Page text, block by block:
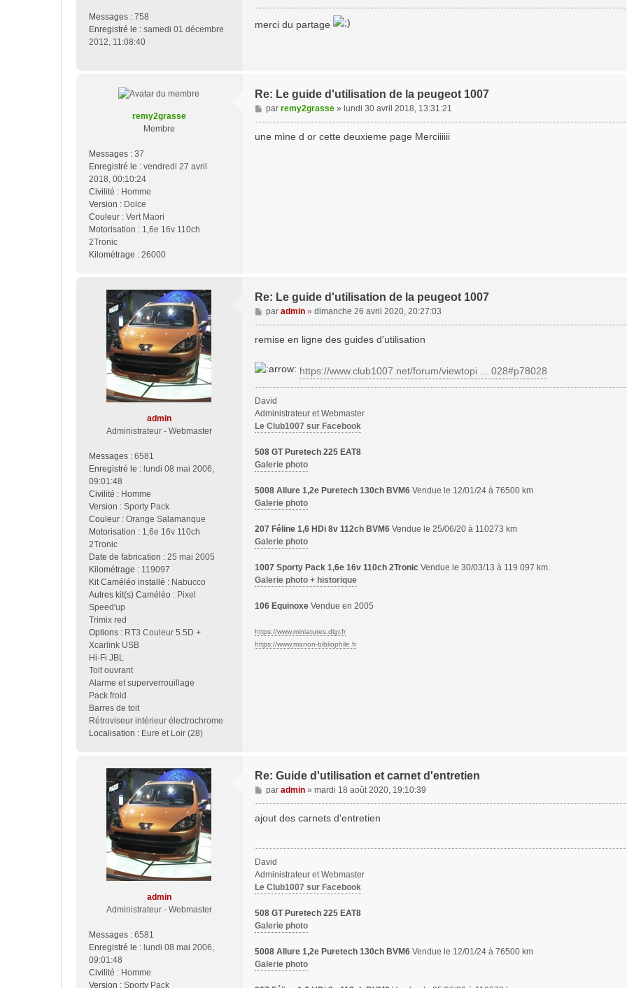
Messages : 758
Enregistré le : samedi 01 décembre
2012, 11:08:40
e
merci du partage
remy2grasse
Membre
Messages : 37
Enregistré le : vendredi 27 avril
2018, 00:10:24
Civilité : Homme
Version : Dolce
Couleur : Vert Maori
Motorisation : 1,6e 16v 110ch
2Tronic
Kilométrage : 26000
Re: Le guide d'utilisation de la peugeot 1007
M
e
s
par remy2grasse» lundi 30 avril 2018, 13:31:21
une mine d or cette deuxieme page Merciiiiii
admin
Administrateur - Webmaster
Messages : 6581
Enregistré le : lundi 08 mai 2006,
09:01:48
Civilité : Homme
Version : Sporty Pack
Couleur : Orange Salamanque
Motorisation : 1,6e 16v 110ch
2Tronic
Date de fabrication : 25 mai 2005
Kilométrage : 119097
Kit Caméléo installé : Nabucco
Autres kit(s) Caméléo : Pixel
Speed'up
Trimix red
Options : RT3 Couleur 5.5D +
Xcarlink USB
Hi-Fi JBL
Toit ouvrant
Alarme et superverrouillage
Pack froid
Barres de toit
Rétroviseur intérieur électrochrome
Localisation : Eure et Loir (28)
Re: Le guide d'utilisation de la peugeot 1007
M
e
s
a
g
e
par admin» dimanche 26 avril 2020, 20:27:03
remise en ligne des guides d'utilisation
https://www.club1007.net/forum/viewtopi ... 028#p78028
David
Administrateur et Webmaster
Le Club1007 sur Facebook
508 GT Puretech 225 EAT8
Galerie photo
5008 Allure 1,2e Puretech 130ch BVM6 Vendue le 12/01/24 à 76500 km
Galerie photo
207 Féline 1,6 HDi 8v 112ch BVM6 Vendue le 25/06/20 à 110273 km
Galerie photo
1007 Sporty Pack 1,6e 16v 110ch 2Tronic Vendue le 30/03/13 à 119 097 km.
Galerie photo + historique
106 Equinoxe Vendue en 2005
https://www.miniatures.dlgr.fr
https://www.manon-bibliophile.fr
admin
Administrateur - Webmaster
Messages : 6581
Enregistré le : lundi 08 mai 2006,
09:01:48
Civilité : Homme
Version : Sporty Pack
Re: Guide d'utilisation et carnet d'entretien
M
e
s
e
par admin» mardi 18 août 2020, 19:10:39
ajout des carnets d'entretien
David
Administrateur et Webmaster
Le Club1007 sur Facebook
508 GT Puretech 225 EAT8
Galerie photo
5008 Allure 1,2e Puretech 130ch BVM6 Vendue le 12/01/24 à 76500 km
Galerie photo